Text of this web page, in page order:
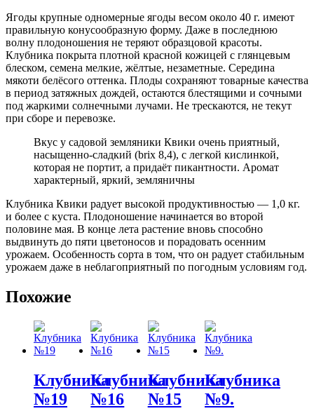
Ягоды крупные одномерные ягоды весом около 40 г. имеют
правильную конусообразную форму. Даже в последнюю
волну плодоношения не теряют образцовой красоты.
Клубника покрыта плотной красной кожицей с глянцевым
блеском, семена мелкие, жёлтые, незаметные. Середина
мякоти белёсого оттенка. Плоды сохраняют товарные качества
в период затяжных дождей, остаются блестящими и сочными
под жаркими солнечными лучами. Не трескаются, не текут
при сборе и перевозке.
Вкус у садовой земляники Квики очень приятный,
насыщенно-сладкий (brix 8,4), с легкой кислинкой,
которая не портит, а придаёт пикантности. Аромат
характерный, яркий, земляничны
Клубника Квики радует высокой продуктивностью — 1,0 кг.
и более с куста. Плодоношение начинается во второй
половине мая. В конце лета растение вновь способно
выдвинуть до пяти цветоносов и порадовать осенним
урожаем. Особенность сорта в том, что он радует стабильным
урожаем даже в неблагоприятный по погодным условиям год.
Похожие
Клубника
№19
Клубника
№16
Клубника
№15
Клубника
№9.